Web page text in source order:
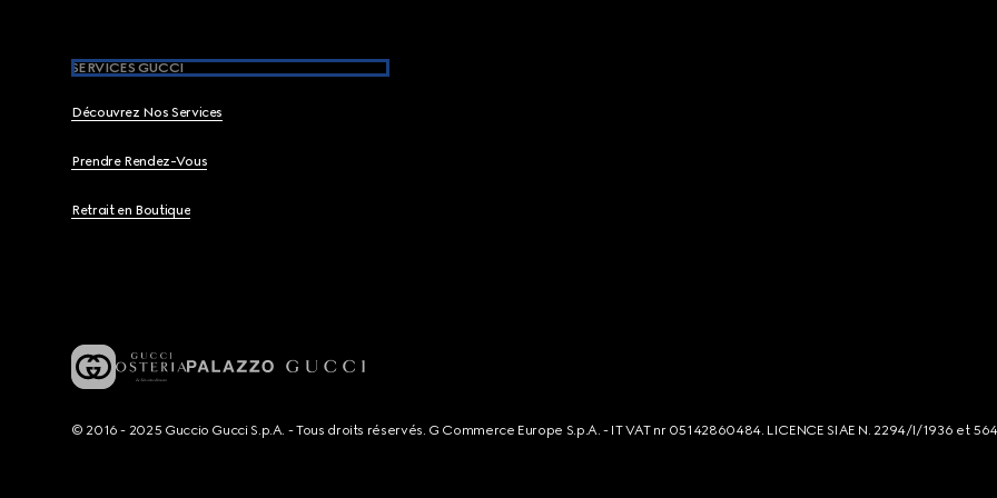
SERVICES GUCCI
Découvrez Nos Services
Prendre Rendez-Vous
Retrait en Boutique
© 2016 - 2025 Guccio Gucci S.p.A. - Tous droits réservés. G Commerce Europe S.p.A. - IT VAT nr 05142860484. LICENCE SIAE N. 2294/I/1936 et